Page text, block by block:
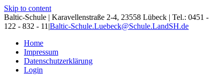
Skip to content
Baltic-Schule | Karavellenstraße 2-4, 23558 Lübeck | Tel.: 0451 -
122 - 832 - 11 |Baltic-Schule.Luebeck@Schule.LandSH.de
Home
Impressum
Datenschutzerklärung
Login